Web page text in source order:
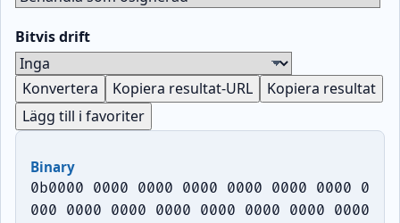
Bitvis drift
Konvertera Kopiera resultat-URL
Kopiera resultat
Lägg till i favoriter
Binary
0b0000 0000 0000 0000 0000 0000 0000 0
000 0000 0000 0000 0000 0000 0000 0000